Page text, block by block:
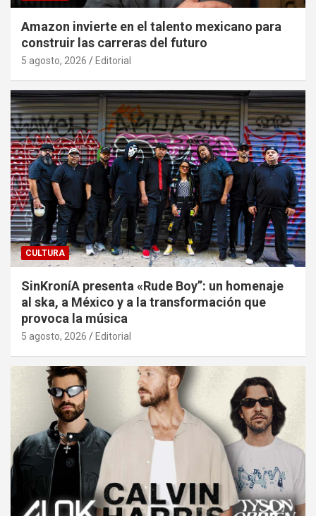
Amazon invierte en el talento mexicano para
construir las carreras del futuro
5 agosto, 2026 Editorial
CULTURA
SinKroníA presenta «Rude Boy”: un homenaje
al ska, a México y a la transformación que
provoca la música
5 agosto, 2026 Editorial